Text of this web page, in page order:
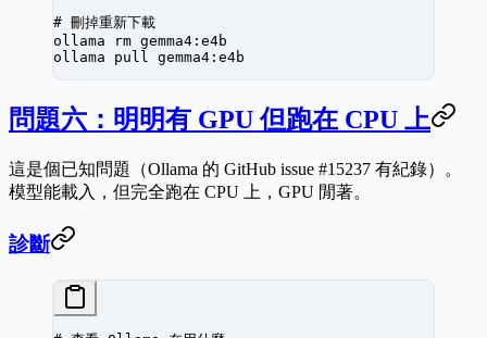
# 刪掉重新下載
ollama rm gemma4:e4b
ollama pull gemma4:e4b
問題六：明明有 GPU 但跑在 CPU 上
這是個已知問題
（Ollama 的 GitHub issue #15237 有紀錄）。
模型能載入，但完全跑在 CPU 上，GPU 閒著。
診斷